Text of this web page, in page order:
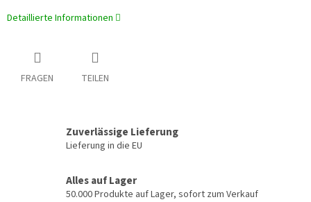
Detaillierte Informationen
FRAGEN TEILEN
Zuverlässige Lieferung
Lieferung in die EU
Alles auf Lager
50.000 Produkte auf Lager, sofort zum Verkauf